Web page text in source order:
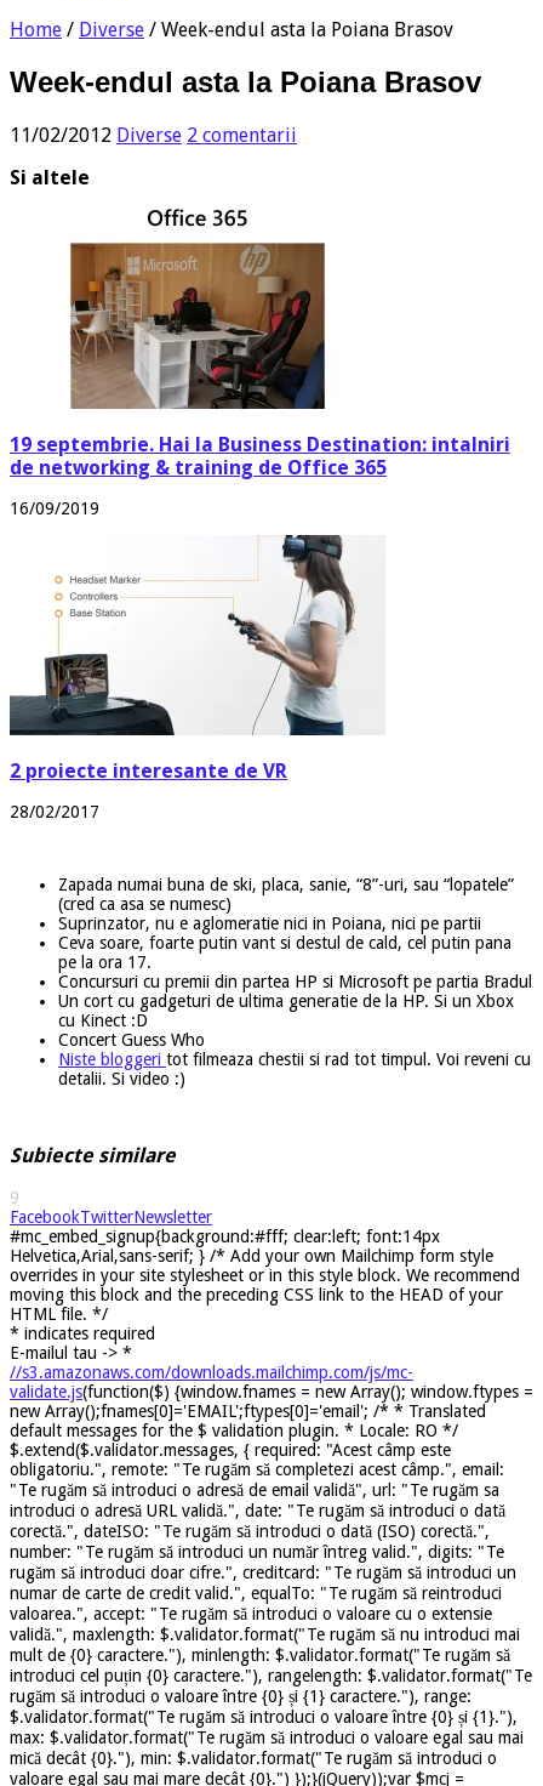
Home / Diverse / Week-endul asta la Poiana Brasov
Week-endul asta la Poiana Brasov
11/02/2012 Diverse 2 comentarii
Si altele
19 septembrie. Hai la Business Destination: intalniri
de networking & training de Office 365
16/09/2019
2 proiecte interesante de VR
28/02/2017
Zapada numai buna de ski, placa, sanie, “8”-uri, sau “lopatele”
(cred ca asa se numesc)
Suprinzator, nu e aglomeratie nici in Poiana, nici pe partii
Ceva soare, foarte putin vant si destul de cald, cel putin pana
pe la ora 17.
Concursuri cu premii din partea HP si Microsoft pe partia Bradul
Un cort cu gadgeturi de ultima generatie de la HP. Si un Xbox
cu Kinect :D
Concert Guess Who
Niste bloggeri tot filmeaza chestii si rad tot timpul. Voi reveni cu
detalii. Si video :)
Subiecte similare
9
FacebookTwitterNewsletter
#mc_embed_signup{background:#fff; clear:left; font:14px
Helvetica,Arial,sans-serif; } /* Add your own Mailchimp form style
overrides in your site stylesheet or in this style block. We recommend
moving this block and the preceding CSS link to the HEAD of your
HTML file. */
* indicates required
E-mailul tau -> *
//s3.amazonaws.com/downloads.mailchimp.com/js/mc-
validate.js(function($) {window.fnames = new Array(); window.ftypes =
new Array();fnames[0]='EMAIL';ftypes[0]='email'; /* * Translated
default messages for the $ validation plugin. * Locale: RO */
$.extend($.validator.messages, { required: "Acest câmp este
obligatoriu.", remote: "Te rugăm să completezi acest câmp.", email:
"Te rugăm să introduci o adresă de email validă", url: "Te rugăm sa
introduci o adresă URL validă.", date: "Te rugăm să introduci o dată
corectă.", dateISO: "Te rugăm să introduci o dată (ISO) corectă.",
number: "Te rugăm să introduci un număr întreg valid.", digits: "Te
rugăm să introduci doar cifre.", creditcard: "Te rugăm să introduci un
numar de carte de credit valid.", equalTo: "Te rugăm să reintroduci
valoarea.", accept: "Te rugăm să introduci o valoare cu o extensie
validă.", maxlength: $.validator.format("Te rugăm să nu introduci mai
mult de {0} caractere."), minlength: $.validator.format("Te rugăm să
introduci cel puțin {0} caractere."), rangelength: $.validator.format("Te
rugăm să introduci o valoare între {0} și {1} caractere."), range:
$.validator.format("Te rugăm să introduci o valoare între {0} și {1}."),
max: $.validator.format("Te rugăm să introduci o valoare egal sau mai
mică decât {0}."), min: $.validator.format("Te rugăm să introduci o
valoare egal sau mai mare decât {0}.") });}(jQuery));var $mcj =